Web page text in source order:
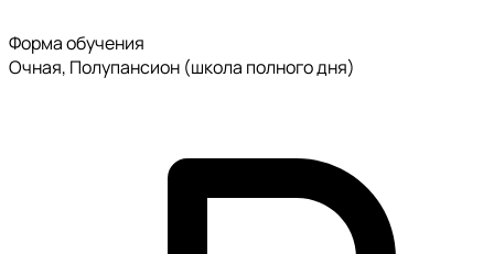
Форма обучения
Очная, Полупансион (школа полного дня)